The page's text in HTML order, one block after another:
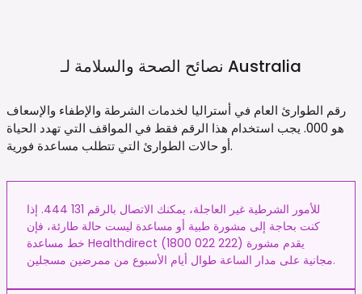
نصائح الصحة والسلامة لـ Australia
رقم الطوارئ العام في أستراليا لخدمات الشرطة والإطفاء والإسعاف
هو 000. يجب استخدام هذا الرقم فقط في المواقف التي تهدد الحياة
أو حالات الطوارئ التي تتطلب مساعدة فورية.
للأمور الشرطية غير العاجلة، يمكنك الاتصال بالرقم 131 444. إذا
كنت بحاجة إلى مشورة طبية أو مساعدة ليست حالة طارئة، فإن
خط مساعدة Healthdirect (1800 022 222) يقدم مشورة
مجانية على مدار الساعة طوال أيام الأسبوع من ممرضين مسجلين.